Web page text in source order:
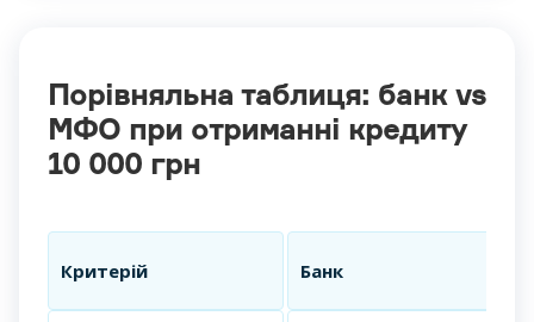
Порівняльна таблиця: банк vs
МФО при отриманні кредиту
10 000 грн
Критерій Банк